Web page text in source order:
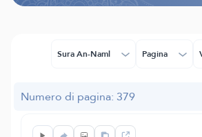
Sura An-Naml Pagina
Numero di pagina: 379